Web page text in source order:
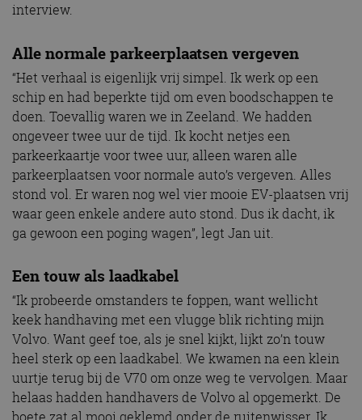
interview.
Alle normale parkeerplaatsen vergeven
“Het verhaal is eigenlijk vrij simpel. Ik werk op een
schip en had beperkte tijd om even boodschappen te
doen. Toevallig waren we in Zeeland. We hadden
ongeveer twee uur de tijd. Ik kocht netjes een
parkeerkaartje voor twee uur, alleen waren alle
parkeerplaatsen voor normale auto’s vergeven. Alles
stond vol. Er waren nog wel vier mooie EV-plaatsen vrij
waar geen enkele andere auto stond. Dus ik dacht, ik
ga gewoon een poging wagen”, legt Jan uit.
Een touw als laadkabel
“Ik probeerde omstanders te foppen, want wellicht
keek handhaving met een vlugge blik richting mijn
Volvo. Want geef toe, als je snel kijkt, lijkt zo’n touw
heel sterk op een laadkabel. We kwamen na een klein
uurtje terug bij de V70 om onze weg te vervolgen. Maar
helaas hadden handhavers de Volvo al opgemerkt. De